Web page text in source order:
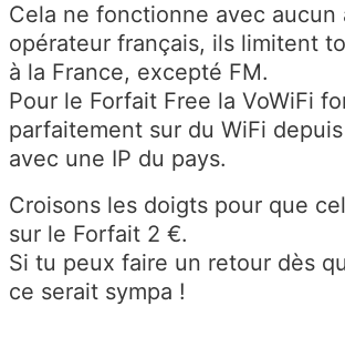
Cela ne fonctionne avec aucun
opérateur français, ils limitent
à la France, excepté FM.
Pour le Forfait Free la VoWiFi
parfaitement sur du WiFi
avec une IP du pays.
Croisons les doigts pour que
sur le Forfait 2 €.
Si tu peux faire un retour dès
ce serait sympa !